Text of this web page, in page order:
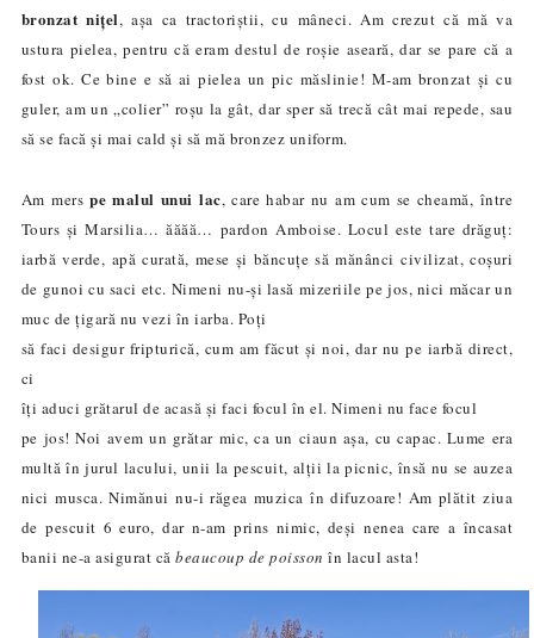
bronzat nițel, așa ca tractoriștii, cu mâneci. Am crezut că mă va
ustura pielea, pentru că eram destul de roșie aseară, dar se pare că a
fost ok. Ce bine e să ai pielea un pic măslinie! M-am bronzat și cu
guler, am un „colier” roșu la gât, dar sper să trecă cât mai repede, sau
să se facă și mai cald și să mă bronzez uniform.
Am merspe malul unui lac, care habar nu am cum se cheamă, între
Tours și Marsilia…ăăăă… pardon Amboise. Locul este tare drăguț:
iarbă verde, apă curată, mese și băncuțe să mănânci civilizat, coșuri
de gunoi cu saci etc. Nimeni nu-și lasă mizeriile pe jos, nici măcar un
muc de țigară nu vezi în iarba. Poți
să faci desigur fripturică, cum am făcut și noi, dar nu pe iarbă direct,
ci
îți aduci grătarul de acasă și faci focul în el. Nimeni nu face focul
pe jos!Noi avem un grătar mic, ca un ciaun așa, cu capac. Lume era
multă în jurul lacului, unii la pescuit, alții la picnic, însă nu se auzea
nici musca. Nimănui nu-i răgea muzica în difuzoare! Am plătit ziua
de pescuit 6 euro, dar n-am prins nimic, deși nenea care a încasat
banii ne-a asigurat căbeaucoup de poisson în lacul asta!